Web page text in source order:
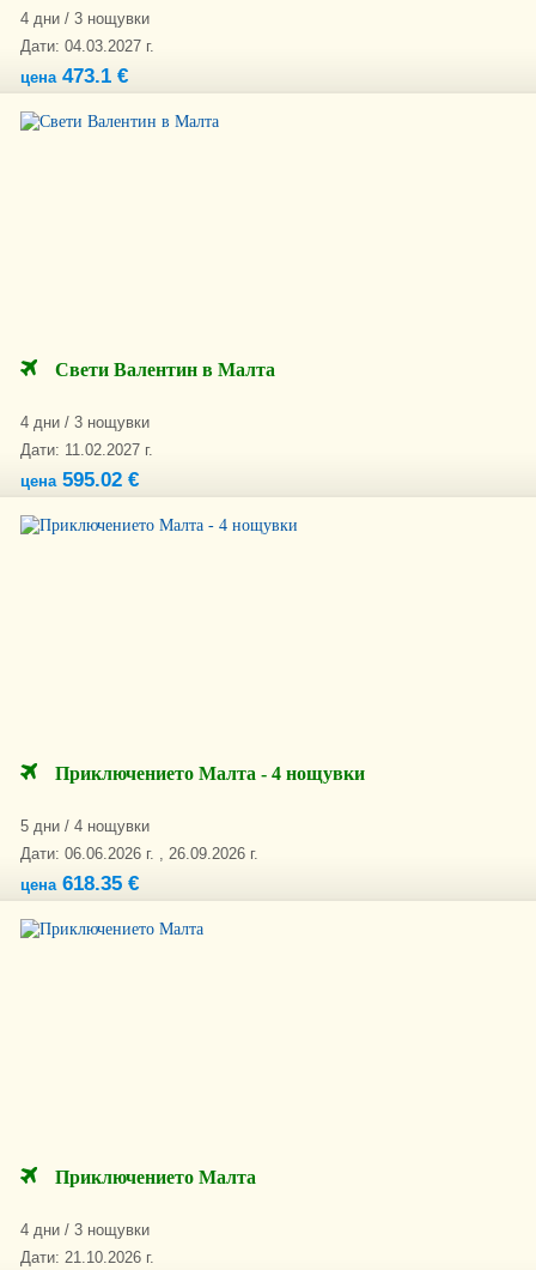
4 дни / 3 нощувки
Дати: 04.03.2027 г.
цена473.1 €
Свети Валентин в Малта
4 дни / 3 нощувки
Дати: 11.02.2027 г.
цена595.02 €
Приключението Малта - 4 нощувки
5 дни / 4 нощувки
Дати: 06.06.2026 г. , 26.09.2026 г.
цена618.35 €
Приключението Малта
4 дни / 3 нощувки
Дати: 21.10.2026 г.